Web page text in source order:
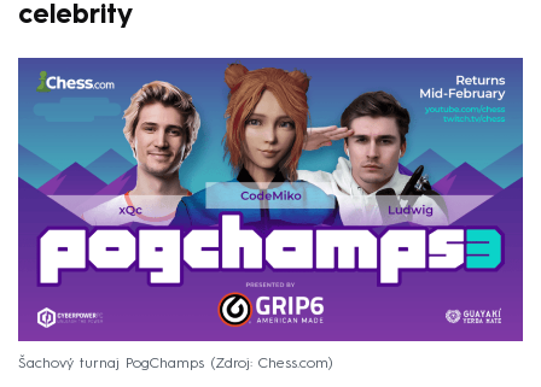
celebrity
Šachový turnaj PogChamps Zdroj: Chess.com